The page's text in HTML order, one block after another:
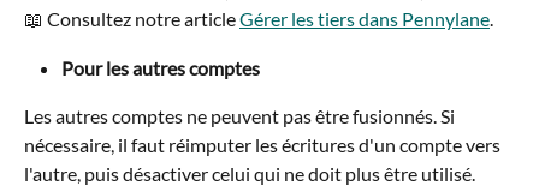
📖 Consultez notre article Gérer les tiers dans Pennylane.
Pour les autres comptes
Les autres comptes ne peuvent pas être fusionnés. Si
nécessaire, il faut réimputer les écritures d'un compte vers
l'autre, puis désactiver celui qui ne doit plus être utilisé.